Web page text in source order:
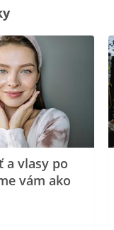
a vlasy po
vám ako